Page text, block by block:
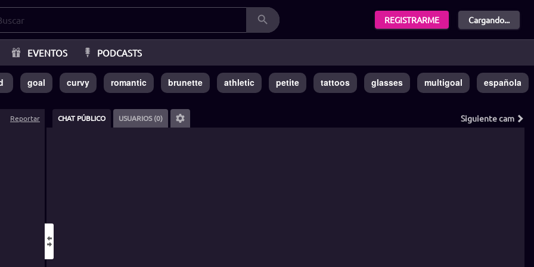
REGISTRARME Cargando...
EVENTOS PODCASTS
goal curvy romantic brunette athletic petite tattoos glasses multigoal española
Reportar CHAT PÚBLICO USUARIOS (0) Siguientecam